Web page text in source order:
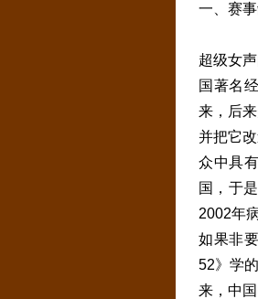
一、赛
超级女
国著名
来，后
并把它
众中具
国，于
2002年
如果非
52》学
来，中